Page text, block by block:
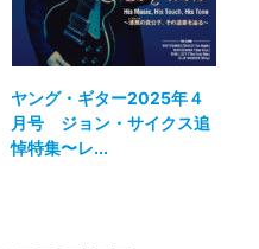
ヤング・ギター2025年４
月号 ジョン・サイクス追
悼特集〜レ...